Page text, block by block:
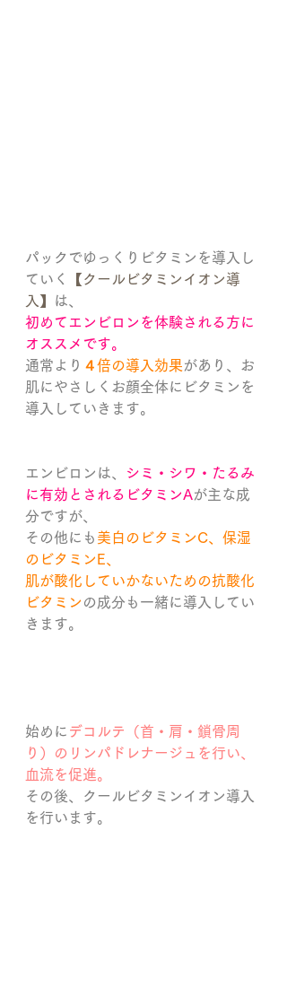
パックでゆっくりビタミンを導入し
ていく
【クールビタミンイオン導
入】
は、
初めてエンビロンを体験される方に
オススメです。
通常より ４倍の導入効果があり、お
肌にやさしくお顔全体にビタミンを
導入していきます。
エンビロンは、
シミ・シワ・たるみ
に有効とされるビタミンAが主な成
分ですが、
その他にも 美白のビタミンC、保湿
のビタミンE、
肌が酸化していかないための抗酸化
ビタミン の成分も一緒に導入してい
きます。
始めに デコルテ（首・肩・鎖骨周
り）のリンパドレナージュを行い、
血流を促進。
その後、クールビタミンイオン導入
を行います。